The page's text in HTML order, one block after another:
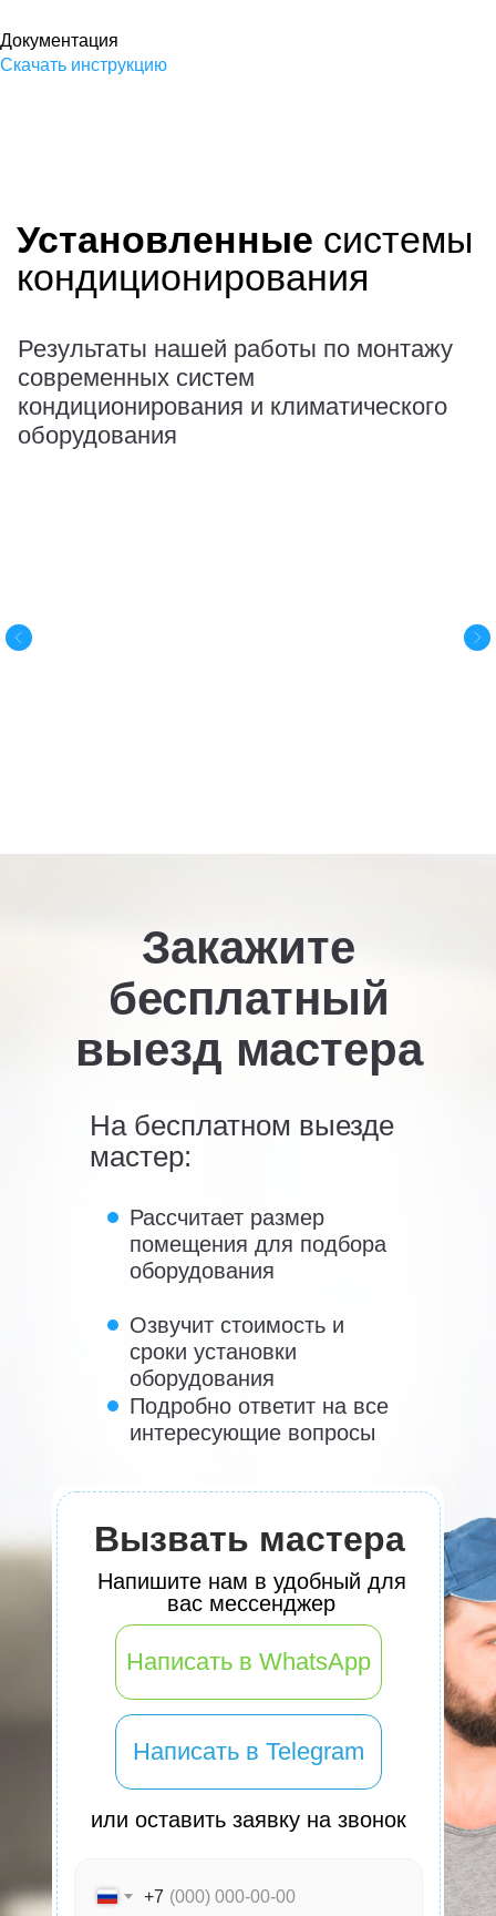
Документация
Скачать инструкцию
Установленные системы
кондиционирования
Результаты нашей работы по монтажу
современных систем
кондиционирования и климатического
оборудования
Вызвать мастера
Напишите нам в удобный для
вас мессенджер
Написать в WhatsApp
Написать в Telegram
или оставить заявку на звонок
+7
Подробно ответит на все
интересующие вопросы
Озвучит стоимость и
сроки установки
оборудования
Рассчитает размер
помещения для подбора
оборудования
Закажите
бесплатный
выезд мастера
На бесплатном выезде
мастер: